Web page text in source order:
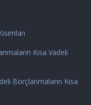
Kısa Vadeli
Borçlanmaların Kısa